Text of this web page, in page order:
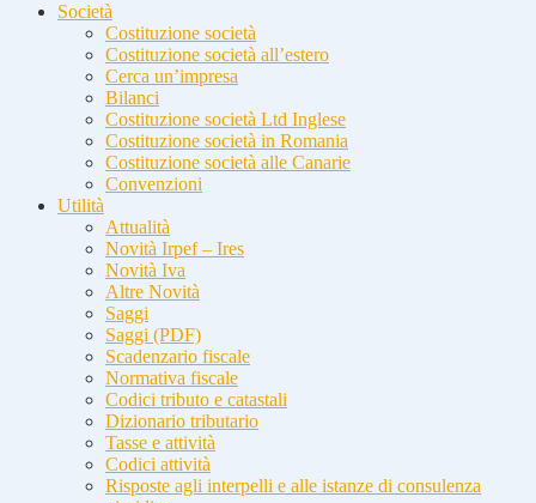
Società
Costituzione società
Costituzione società all’estero
Cerca un’impresa
Bilanci
Costituzione società Ltd Inglese
Costituzione società in Romania
Costituzione società alle Canarie
Convenzioni
Utilità
Attualità
Novità Irpef – Ires
Novità Iva
Altre Novità
Saggi
Saggi (PDF)
Scadenzario fiscale
Normativa fiscale
Codici tributo e catastali
Dizionario tributario
Tasse e attività
Codici attività
Risposte agli interpelli e alle istanze di consulenza